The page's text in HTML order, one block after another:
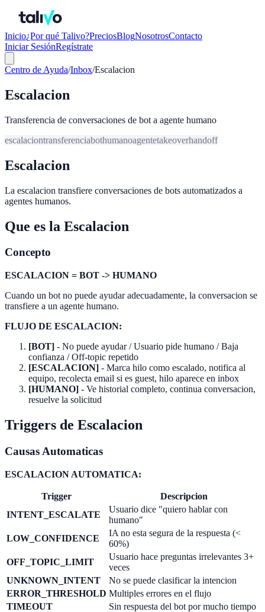
Inicio¿Por qué Talivo?PreciosBlogNosotrosContacto
Iniciar SesiónRegístrate
Centro de Ayuda/Inbox/Escalacion
Escalacion
Transferencia de conversaciones de bot a agente humano
escalaciontransferenciabothumanoagentetakeoverhandoff
Escalacion
La escalacion transfiere conversaciones de bots automatizados a
agentes humanos.
Que es la Escalacion
Concepto
ESCALACION = BOT -> HUMANO
Cuando un bot no puede ayudar adecuadamente, la conversacion se
transfiere a un agente humano.
FLUJO DE ESCALACION:
[BOT] - No puede ayudar / Usuario pide humano / Baja
confianza / Off-topic repetido
[ESCALACION] - Marca hilo como escalado, notifica al
equipo, recolecta email si es guest, hilo aparece en inbox
[HUMANO] - Ve historial completo, continua conversacion,
resuelve la solicitud
Triggers de Escalacion
Causas Automaticas
ESCALACION AUTOMATICA:
Trigger
Descripcion
INTENT_ESCALATE
Usuario dice "quiero hablar con
humano"
LOW_CONFIDENCE
IA no esta segura de la respuesta (<
60%)
OFF_TOPIC_LIMIT
Usuario hace preguntas irrelevantes 3+
veces
UNKNOWN_INTENT
No se puede clasificar la intencion
ERROR_THRESHOLD Multiples errores en el flujo
TIMEOUT
Sin respuesta del bot por mucho tiempo